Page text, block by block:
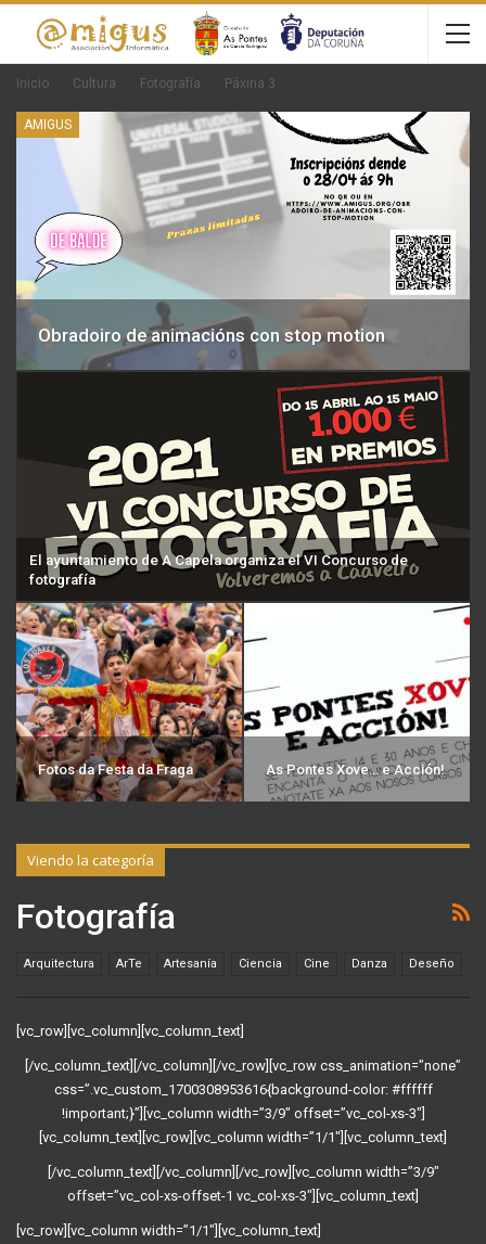
Inicio Cultura Fotografía Páxina 3
AMIGUS
Obradoiro de animacións con stop motion
El ayuntamiento de A Capela organiza el VI Concurso de
fotografía
Fotos da Festa da Fraga As Pontes Xove… e Acción!
Viendo la categoría
Fotografía
Arquitectura ArTe Artesanía Ciencia Cine Danza Deseño
[vc_row][vc_column][vc_column_text]
[/vc_column_text][/vc_column][/vc_row][vc_row css_animation=”none”
css=”.vc_custom_1700308953616{background-color: #ffffff
!important;}”][vc_column width=”3/9″ offset=”vc_col-xs-3″]
[vc_column_text][vc_row][vc_column width=”1/1″][vc_column_text]
[/vc_column_text][/vc_column][/vc_row][vc_column width=”3/9″
offset=”vc_col-xs-offset-1 vc_col-xs-3″][vc_column_text]
[vc_row][vc_column width=”1/1″][vc_column_text]